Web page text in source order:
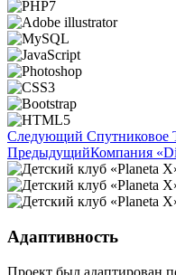
Следующий Спутниковое
ПредыдущийКомпания
Адаптивность
Проект был адаптирован